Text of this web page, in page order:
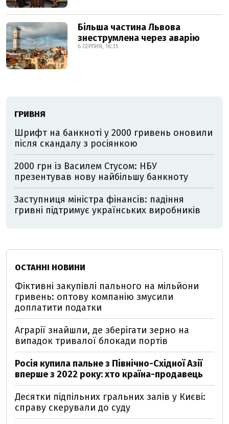
Більша частина Львова
знеструмлена через аварію
6 СЕРПНЯ, 16:35
ГРИВНЯ
Шрифт на банкноті у 2000 гривень оновили
після скандалу з росіянкою
2000 грн із Василем Стусом: НБУ
презентував нову найбільшу банкноту
Заступниця міністра фінансів: падіння
гривні підтримує українських виробників
ОСТАННІ НОВИНИ
Фіктивні закупівлі пального на мільйони
гривень: оптову компанію змусили
доплатити податки
Аграрії знайшли, де зберігати зерно на
випадок тривалої блокади портів
Росія купила пальне з Північно-Східної Азії
вперше з 2022 року: хто країна-продавець
Десятки підпільних гральних залів у Києві:
справу скерували до суду